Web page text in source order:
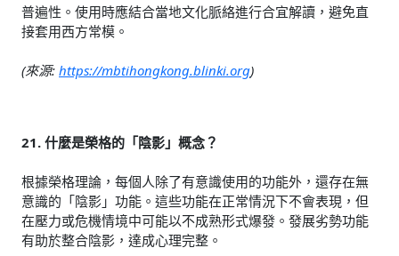
普遍性。使用時應結合當地文化脈絡進行合宜解讀，避免直
接套用西方常模。
(來源: https://mbtihongkong.blinki.org)
21. 什麼是榮格的「陰影」概念？
根據榮格理論，每個人除了有意識使用的功能外，還存在無
意識的「陰影」功能。這些功能在正常情況下不會表現，但
在壓力或危機情境中可能以不成熟形式爆發。發展劣勢功能
有助於整合陰影，達成心理完整。